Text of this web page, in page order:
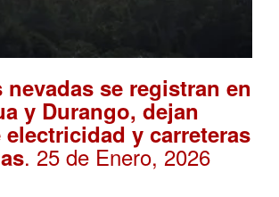
nevadas se registran en
y Durango, dejan
y carreteras
. 25 de Enero, 2026